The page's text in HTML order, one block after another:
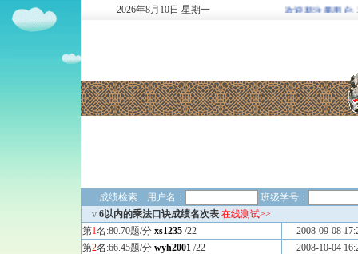
2026年8月 10日 星期一 欢迎新注册用户:
成绩检索 用户名：
班级学号：
v 6以内的乘法口诀成绩名次表 在线测试>>
第1名:80.70题/分 xs1235 /22
2008-09-08
第2名:66.45题/分 wyh2001 /22
2008-10-04